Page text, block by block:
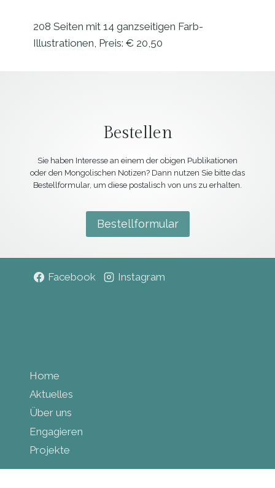
208 Seiten mit 14 ganzseitigen Farb-
Illustrationen, Preis: € 20,50
Bestellen
Sie haben Interesse an einem der obigen Publikationen
oder den Mongolischen Notizen? Dann nutzen Sie bitte das
Bestellformular, um diese postalisch von uns zu erhalten.
Bestellformular
Facebook Instagram
Home
Aktuelles
Über uns
Engagieren
Projekte